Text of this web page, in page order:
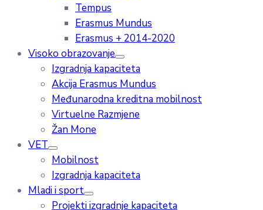
Tempus
Erasmus Mundus
Erasmus + 2014-2020
Visoko obrazovanje
Izgradnja kapaciteta
Akcija Erasmus Mundus
Međunarodna kreditna mobilnost
Virtuelne Razmjene
Žan Mone
VET
Mobilnost
Izgradnja kapaciteta
Mladi i sport
Projekti izgradnje kapaciteta